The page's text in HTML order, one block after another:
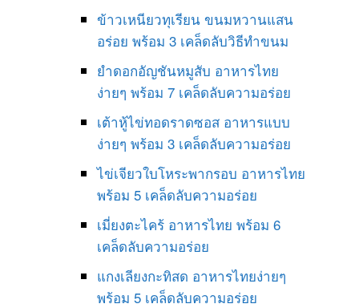
ข้าวเหนียวทุเรียน ขนมหวานแสน
อร่อย พร้อม 3 เคล็ดลับวิธีทำขนม
ยำดอกอัญชันหมูสับ อาหารไทย
ง่ายๆ พร้อม 7 เคล็ดลับความอร่อย
เต้าหู้ไข่ทอดราดซอส อาหารแบบ
ง่ายๆ พร้อม 3 เคล็ดลับความอร่อย
ไข่เจียวใบโหระพากรอบ อาหารไทย
พร้อม 5 เคล็ดลับความอร่อย
เมี่ยงตะไคร้ อาหารไทย พร้อม 6
เคล็ดลับความอร่อย
แกงเลียงกะทิสด อาหารไทยง่ายๆ
พร้อม 5 เคล็ดลับความอร่อย